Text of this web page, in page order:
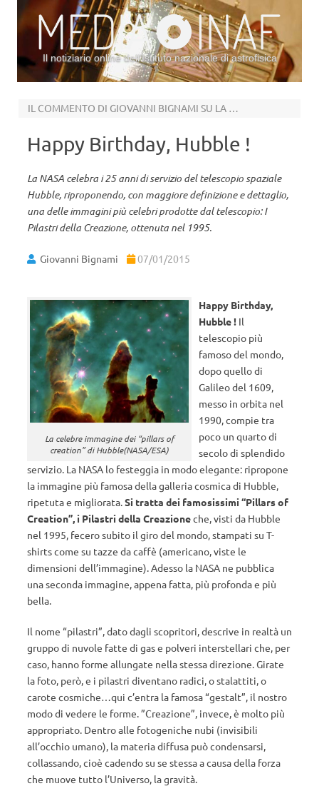
Il notiziario online dell’Istituto nazionale di astrofisica
IL COMMENTO DI GIOVANNI BIGNAMI SU LA STAMPA
Happy Birthday, Hubble !
La NASA celebra i 25 anni di servizio del telescopio spaziale
Hubble, riproponendo, con maggiore definizione e dettaglio,
una delle immagini più celebri prodotte dal telescopio: I
Pilastri della Creazione, ottenuta nel 1995.
Giovanni Bignami 07/01/2015
La celebre immagine dei “pillars of
creation” di Hubble(NASA/ESA)
Happy Birthday,
Hubble ! Il
telescopio più
famoso del mondo,
dopo quello di
Galileo del 1609,
messo in orbita nel
1990, compie tra
poco un quarto di
secolo di splendido
servizio. La NASA lo festeggia in modo elegante: ripropone
la immagine più famosa della galleria cosmica di Hubble,
ripetuta e migliorata.Si tratta dei famosissimi “Pillars of
Creation”, i Pilastri della Creazioneche, visti da Hubble
nel 1995, fecero subito il giro del mondo, stampati su T-
shirts come su tazze da caffè (americano, viste le
dimensioni dell’immagine). Adesso la NASA ne pubblica
una seconda immagine, appena fatta, più profonda e più
bella.
Il nome “pilastri”, dato dagli scopritori, descrive in realtà un
gruppo di nuvole fatte di gas e polveri interstellari che, per
caso, hanno forme allungate nella stessa direzione. Girate
la foto, però, e i pilastri diventano radici, o stalattiti, o
carote cosmiche…qui c’entra la famosa “gestalt”, il nostro
modo di vedere le forme. ”Creazione”, invece, è molto più
appropriato. Dentro alle fotogeniche nubi (invisibili
all’occhio umano), la materia diffusa può condensarsi,
collassando, cioè cadendo su se stessa a causa della forza
che muove tutto l’Universo, la gravità.